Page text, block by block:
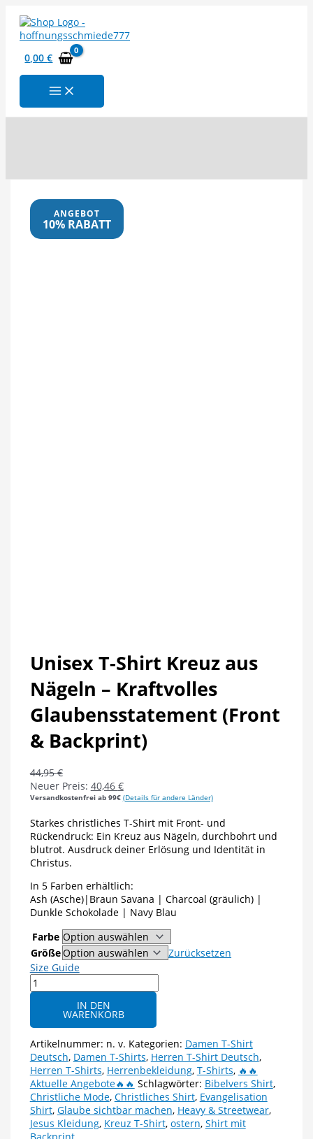
Inhalt
springen
0,00€
ANGEBOT
10% RABATT
Unisex T-Shirt Kreuz aus
Nägeln – Kraftvolles
Glaubensstatement (Front
& Backprint)
44,95€
Neuer Preis: 40,46 €
Versandkostenfrei ab 99€ (Details für andere Länder)
Starkes christliches T-Shirt mit Front- und
Rückendruck: Ein Kreuz aus Nägeln, durchbohrt und
blutrot. Ausdruck deiner Erlösung und Identität in
Christus.
In 5 Farben erhältlich:
Ash (Asche)|Braun Savana | Charcoal (gräulich) |
Dunkle Schokolade | Navy Blau
Farbe
Größe
Zurücksetzen
Size Guide
Unisex
T-
Nägeln
-
Kraftvolles
Glaubensstatement
(Front
&
Backprint)
IN DEN
WARENKORB
Artikelnummer: n. v. Kategorien: Damen T-Shirt
Deutsch, Damen T-Shirts, Herren T-Shirt Deutsch,
Herren T-Shirts, Herrenbekleidung, T-Shirts, 🔥🔥
Aktuelle Angebote🔥🔥 Schlagwörter: Bibelvers Shirt,
Christliche Mode, Christliches Shirt, Evangelisation
Shirt, Glaube sichtbar machen, Heavy & Streetwear,
Jesus Kleidung, Kreuz T-Shirt, ostern, Shirt mit